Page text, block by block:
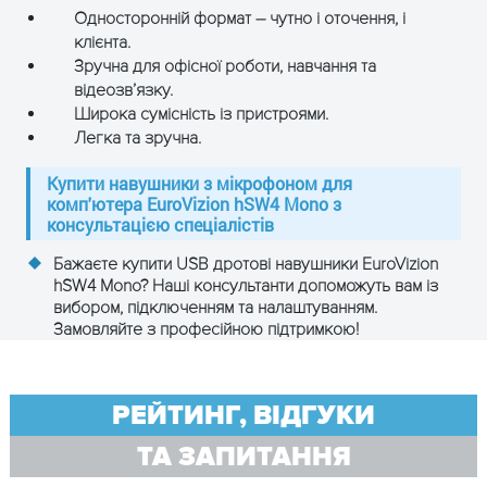
Односторонній формат – чутно і оточення, і
клієнта.
Зручна для офісної роботи, навчання та
відеозв’язку.
Широка сумісність із пристроями.
Легка та зручна.
Купити навушники з мікрофоном для
комп'ютера EuroVizion hSW4 Mono з
консультацією спеціалістів
Бажаєте купити USB дротові навушники EuroVizion
hSW4 Mono? Наші консультанти допоможуть вам із
вибором, підключенням та налаштуванням.
Замовляйте з професійною підтримкою!
РЕЙТИНГ, ВІДГУКИ
ТА ЗАПИТАННЯ